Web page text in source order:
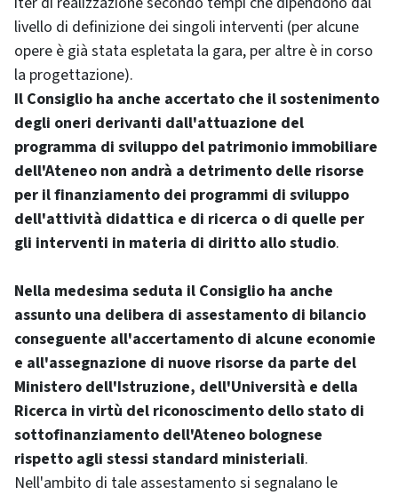
livello di definizione dei singoli interventi (per alcune
opere è già stata espletata la gara, per altre è in corso
la progettazione).
Il Consiglio ha anche accertato che il sostenimento
degli oneri derivanti dall'attuazione del
programma di sviluppo del patrimonio immobiliare
dell'Ateneo non andrà a detrimento delle risorse
per il finanziamento dei programmi di sviluppo
dell'attività didattica e di ricerca o di quelle per
gli interventi in materia di diritto allo studio.
Nella medesima seduta il Consiglio ha anche
assunto una delibera di assestamento di bilancio
conseguente all'accertamento di alcune economie
e all'assegnazione di nuove risorse da parte del
Ministero dell'Istruzione, dell'Università e della
Ricerca in virtù del riconoscimento dello stato di
sottofinanziamento dell'Ateneo bolognese
rispetto agli stessi standard ministeriali.
Nell'ambito di tale assestamento si segnalano le